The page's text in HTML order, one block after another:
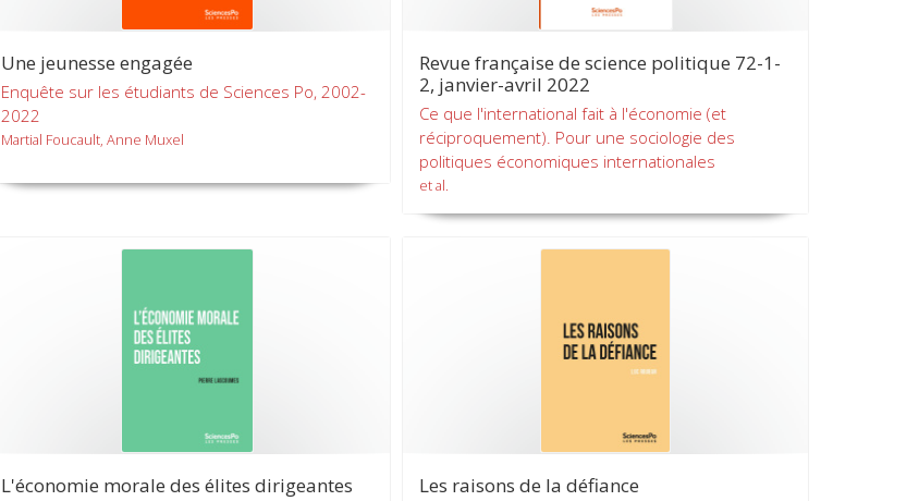
Une jeunesse engagée
Enquête sur les étudiants de Sciences Po, 2002-
2022
Martial Foucault, Anne Muxel
Revue française de science politique 72-1-
2, janvier-avril 2022
Ce que l'international fait à l'économie (et
réciproquement). Pour une sociologie des
politiques économiques internationales
et al.
L'économie morale des élites dirigeantes Les raisons de la défiance